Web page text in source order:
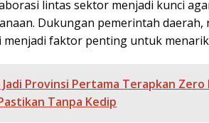
lintas sektor menjadi kunci
Dukungan pemerintah
menjadi faktor penting untuk
Jadi Provinsi Pertama Terapkan
Tanpa Kedip